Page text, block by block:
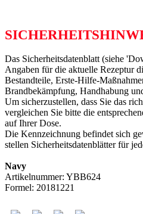
Das Sicherheitsdatenblatt (siehe
Angaben für die aktuelle Rezeptur
Bestandteile, Erste-Hilfe-
Brandbekämpfung, Handhabung
Um sicherzustellen, dass Sie das
vergleichen Sie bitte die
auf Ihrer Dose.
Die Kennzeichnung befindet sich
stellen Sicherheitsdatenblätter für
Navy
Artikelnummer: YBB624
Formel: 20181221